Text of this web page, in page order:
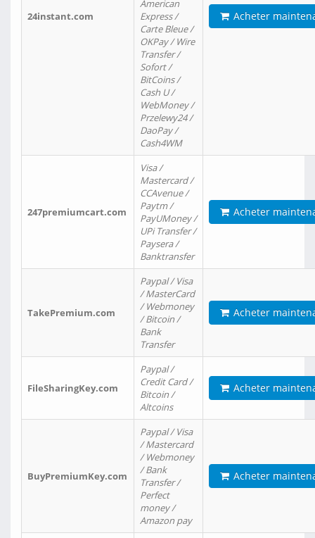
24instant.com
American
Express /
Carte Bleue /
OKPay / Wire
Transfer /
Sofort /
BitCoins /
Cash U /
WebMoney /
Przelewy24 /
DaoPay /
Cash4WM
Acheter
247premiumcart.com
Visa /
Mastercard /
CCAvenue /
Paytm /
PayUMoney /
UPi Transfer /
Paysera /
Banktransfer
Acheter
TakePremium.com
Paypal / Visa
/ MasterCard
/ Webmoney
/ Bitcoin /
Bank
Transfer
Acheter
FileSharingKey.com
Paypal /
Credit Card /
Bitcoin /
Altcoins
Acheter
BuyPremiumKey.com
Paypal / Visa
/ Mastercard
/ Webmoney
/ Bank
Transfer /
Perfect
money /
Amazon pay
Acheter